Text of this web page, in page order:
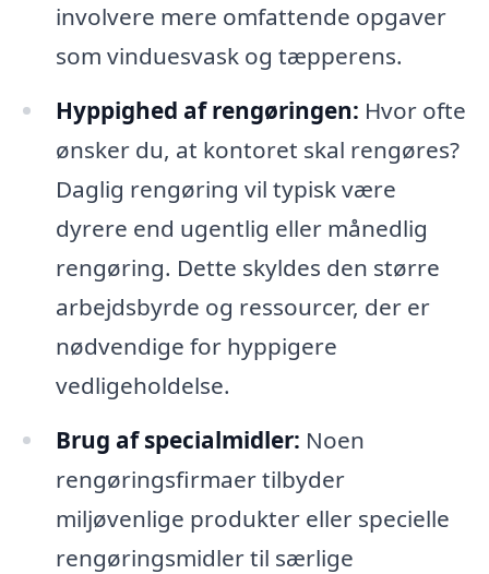
involvere mere omfattende opgaver
som vinduesvask og tæpperens.
Hyppighed af rengøringen: Hvor ofte
ønsker du, at kontoret skal rengøres?
Daglig rengøring vil typisk være
dyrere end ugentlig eller månedlig
rengøring. Dette skyldes den større
arbejdsbyrde og ressourcer, der er
nødvendige for hyppigere
vedligeholdelse.
Brug af specialmidler: Noen
rengøringsfirmaer tilbyder
miljøvenlige produkter eller specielle
rengøringsmidler til særlige